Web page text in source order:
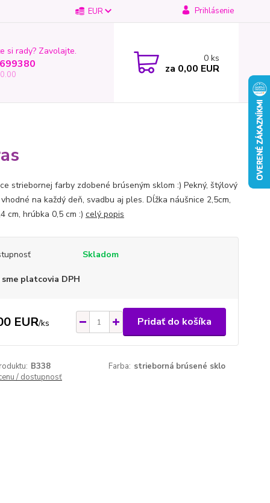
EUR Prihlásenie
si rady? Zavolajte.
0 ks
za 0,00 EUR
striebornej farby zdobené brúseným sklom :) Pekný, štýlový
na každý deň, svadbu aj ples. Dĺžka náušnice 2,5cm,
cm, hrúbka 0,5 cm :) celý popis
Skladom
sme platcovia DPH
EUR/ks Pridať do košíka
B338 Farba: strieborná brúsené sklo
/ dostupnosť